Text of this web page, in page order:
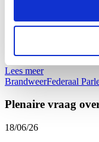
van nabij op. Dat de
personeelsbeleid is een
van een staking van
toont aan dat
Lees meer
BrandweerFederaal
Plenaire vraag
18/06/26